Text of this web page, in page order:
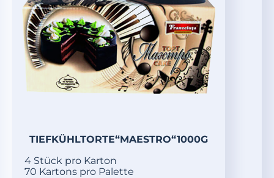
TIEFKÜHLTORTE“MAESTRO“1000G
4 Stück pro Karton
70 Kartons pro Palette